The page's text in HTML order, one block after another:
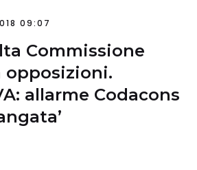
09:07
Commissione
opposizioni.
allarme Codacons